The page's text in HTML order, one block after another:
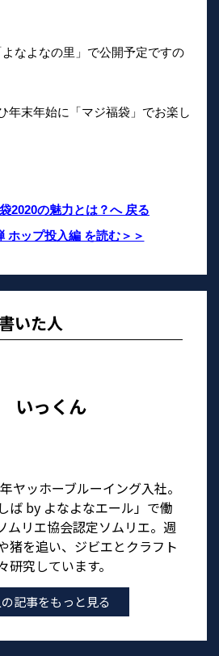
なよなの里」で公開予定ですの
年末年始に「マジ福袋」でお楽し
2020の魅力とは？へ 戻る
ホップ投入編 を読む＞＞
いた人
いっくん
ヤッホーブルーイング入社。
ば by よなよなエール」で働
ムリエ協会認定ソムリエ。週
猪を追い、ジビエとクラフト
研究しています。
記事をもっと見る